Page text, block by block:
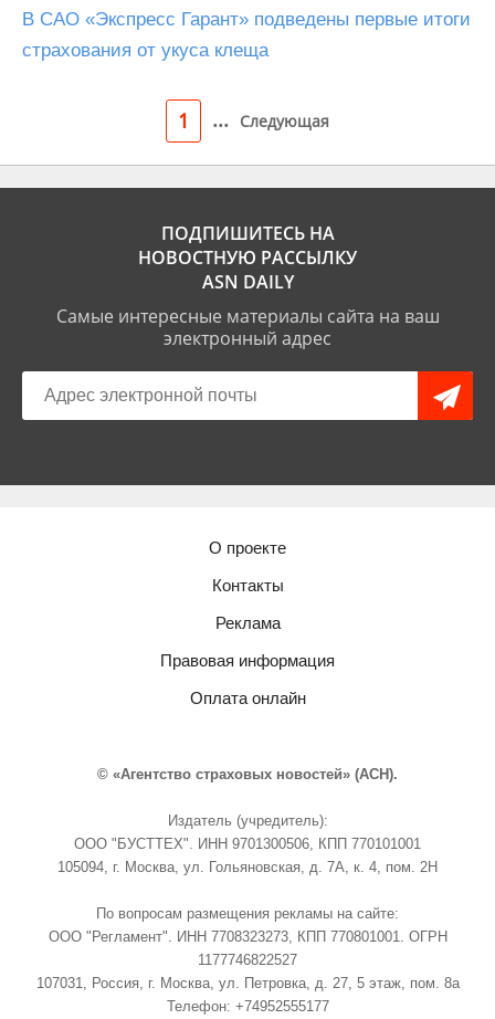
В САО «Экспресс Гарант» подведены первые итоги
страхования от укуса клеща
1 ... Следующая
ПОДПИШИТЕСЬ НА
НОВОСТНУЮ РАССЫЛКУ
ASN DAILY
Самые интересные материалы сайта на ваш
электронный адрес
О проекте
Контакты
Реклама
Правовая информация
Оплата онлайн
© «Агентство страховых новостей» (АСН).
Издатель (учредитель):
ООО "БУСТТЕХ". ИНН 9701300506, КПП 770101001
105094, г. Москва, ул. Гольяновская, д. 7А, к. 4, пом. 2Н
По вопросам размещения рекламы на сайте:
ООО "Регламент". ИНН 7708323273, КПП 770801001. ОГРН
1177746822527
107031, Россия, г. Москва, ул. Петровка, д. 27, 5 этаж, пом. 8а
Телефон: +74952555177